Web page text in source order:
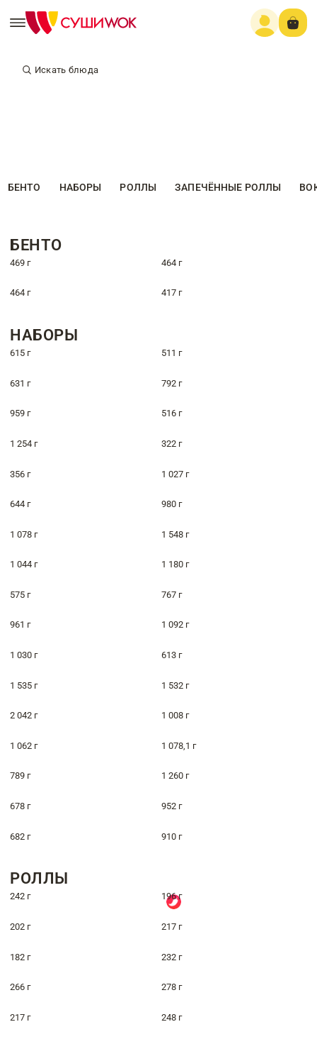
Искать блюда
БЕНТО НАБОРЫ РОЛЛЫ ЗАПЕЧЁННЫЕ РОЛЛЫ
БЕНТО
469 г 464 г
464 г 417 г
НАБОРЫ
615 г 511 г
631 г 792 г
959 г 516 г
1 254 г 322 г
356 г 1 027 г
644 г 980 г
1 078 г 1 548 г
1 044 г 1 180 г
575 г 767 г
961 г 1 092 г
1 030 г 613 г
1 535 г 1 532 г
2 042 г 1 008 г
1 062 г 1 078,1 г
789 г 1 260 г
678 г 952 г
682 г 910 г
РОЛЛЫ
242 г 196 г
202 г 217 г
182 г 232 г
266 г 278 г
217 г 248 г